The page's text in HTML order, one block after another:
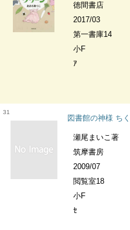
徳間書店
2017/03
第一書庫14
小F
ｱ
31
図書館の神様 ち
瀬尾まいこ著
筑摩書房
2009/07
閲覧室18
小F
ｾ